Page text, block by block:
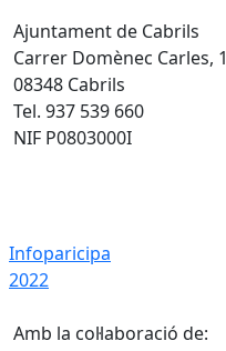
Ajuntament de Cabrils
Carrer Domènec Carles, 1
08348 Cabrils
Tel. 937 539 660
NIF P0803000I
Infoparicipa
2022
Amb la col·laboració de: